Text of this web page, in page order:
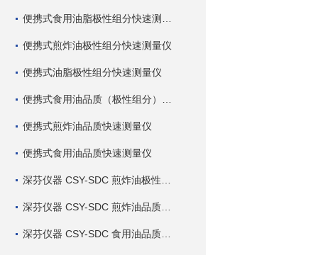
便携式煎炸油极性组分快速测量仪
便携式油脂极性组分快速测量仪
便携式煎炸油品质快速测量仪
便携式食用油品质快速测量仪